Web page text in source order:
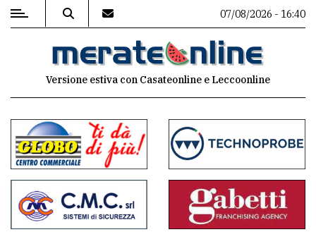
MENU
commenti
Contenuti
del
sito
07/08/2026 - 16:40
Versione estiva con Casateonline e Leccoonline